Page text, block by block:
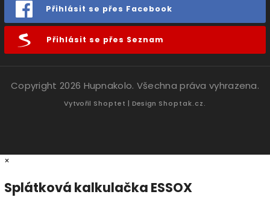
Přihlásit se přes Facebook
Přihlásit se přes Seznam
Copyright 2026 Hupnakolo. Všechna práva vyhrazena.
Vytvořil Shoptet | Design Shoptak.cz.
×
Splátková kalkulačka ESSOX